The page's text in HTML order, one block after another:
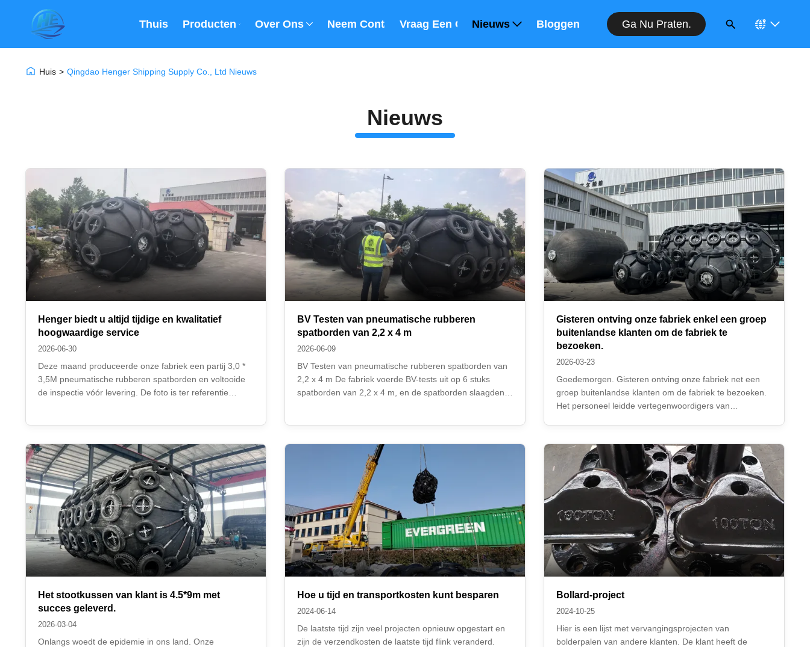
Thuis Producten Over Ons Neem Contact Met Ons Op
Vraag Een OfferteNieuws Bloggen Ga Nu Praten.
Huis > Qingdao Henger Shipping Supply Co., Ltd Nieuws
Nieuws
Henger biedt u altijd tijdige en kwalitatief
hoogwaardige service
2026-06-30
Deze maand produceerde onze fabriek een partij 3,0 *
3,5M pneumatische rubberen spatborden en voltooide
de inspectie vóór levering. De foto is ter referentie
BV Testen van pneumatische rubberen
spatborden van 2,2 x 4 m
2026-06-09
BV Testen van pneumatische rubberen spatborden van
2,2 x 4 m De fabriek voerde BV-tests uit op 6 stuks
spatborden van 2,2 x 4 m, en de spatborden slaagden
Gisteren ontving onze fabriek enkel een groep
buitenlandse klanten om de fabriek te
bezoeken.
2026-03-23
Goedemorgen. Gisteren ontving onze fabriek net een
groep buitenlandse klanten om de fabriek te bezoeken.
Het personeel leidde vertegenwoordigers van
En voltooide de levering onder de getuigenis van de ...
Het stootkussen van klant is 4.5*9m met
succes geleverd.
2026-03-04
Onlangs woedt de epidemie in ons land. Onze
Hoe u tijd en transportkosten kunt besparen
2024-06-14
De laatste tijd zijn veel projecten opnieuw opgestart en
zijn de verzendkosten de laatste tijd flink veranderd.
Bollard-project
2024-10-25
Hier is een lijst met vervangingsprojecten van
bolderpalen van andere klanten. De klant heeft de